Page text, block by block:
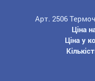
Арт. 2506
Ціна
Ціна у